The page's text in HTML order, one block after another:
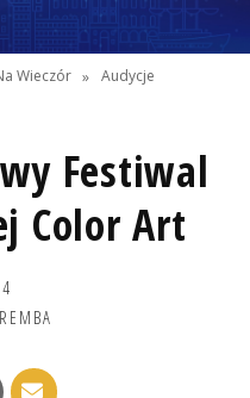
Wieczór » Audycje
Festiwal
Color Art